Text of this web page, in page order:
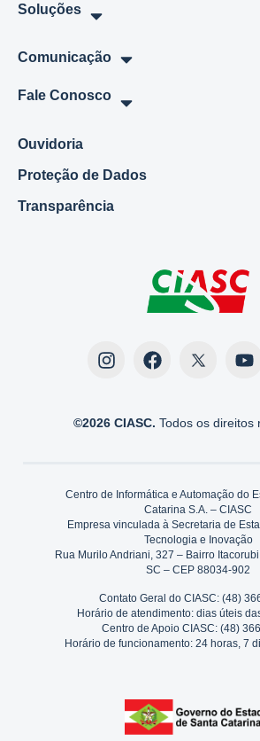
Soluções
Comunicação
Fale Conosco
Ouvidoria
Proteção de Dados
Transparência
©2026 CIASC. Todos os direitos
Centro de Informática e Automação do
Catarina S.A. – CIASC
Empresa vinculada à Secretaria de
Tecnologia e Inovação
Rua Murilo Andriani, 327 – Bairro
SC – CEP 88034-902
Contato Geral do CIASC: (48)
Horário de atendimento: dias úteis
Centro de Apoio CIASC: (48)
Horário de funcionamento: 24 horas, 7